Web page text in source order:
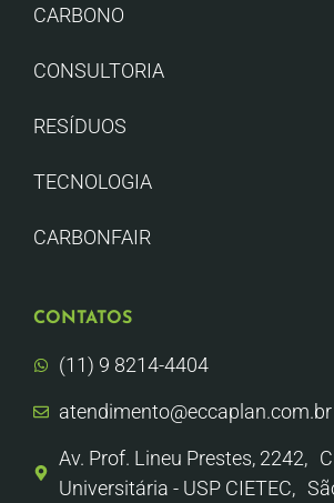
CARBONO
CONSULTORIA
RESÍDUOS
TECNOLOGIA
CARBONFAIR
CONTATOS
(11) 9 8214-4404
atendimento@eccaplan.com.br
Av. Prof. Lineu Prestes, 2242,
Universitária - USP CIETEC,